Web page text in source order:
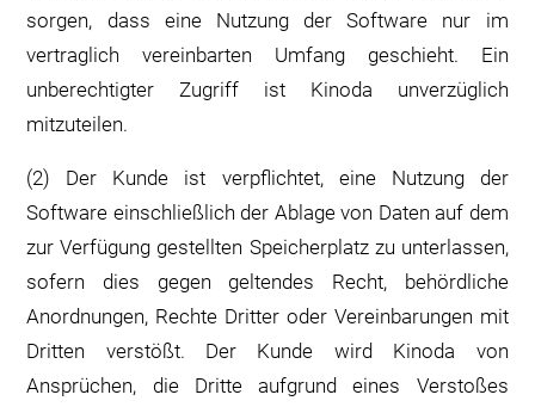
sorgen, dass eine Nutzung der Software nur im
vertraglich vereinbarten Umfang geschieht. Ein
unberechtigter Zugriff ist Kinoda unverzüglich
mitzuteilen.
(2) Der Kunde ist verpflichtet, eine Nutzung der
Software einschließlich der Ablage von Daten auf dem
zur Verfügung gestellten Speicherplatz zu unterlassen,
sofern dies gegen geltendes Recht, behördliche
Anordnungen, Rechte Dritter oder Vereinbarungen mit
Dritten verstößt. Der Kunde wird Kinoda von
Ansprüchen, die Dritte aufgrund eines Verstoßes